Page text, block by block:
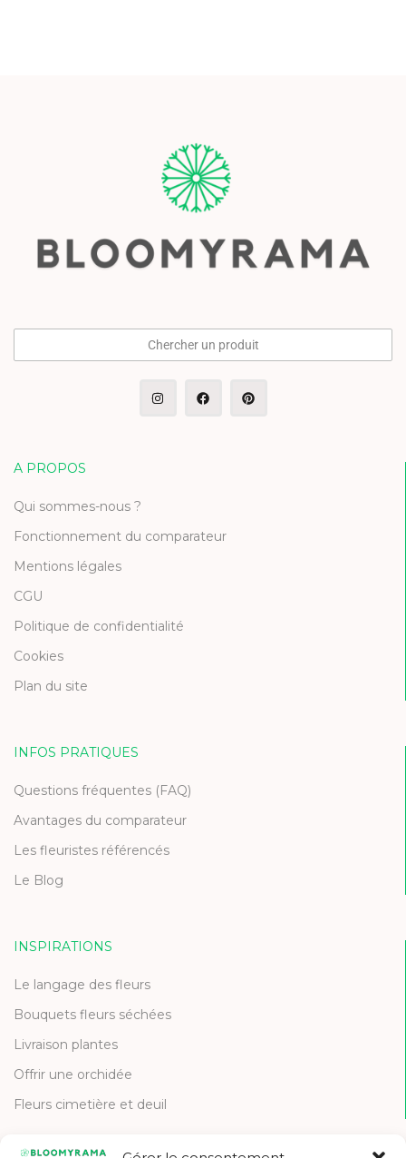
Chercher un produit
A PROPOS
Qui sommes-nous ?
Fonctionnement du comparateur
Mentions légales
CGU
Politique de confidentialité
Cookies
Plan du site
INFOS PRATIQUES
Questions fréquentes (FAQ)
Avantages du comparateur
Les fleuristes référencés
Le Blog
INSPIRATIONS
Le langage des fleurs
Bouquets fleurs séchées
Livraison plantes
Offrir une orchidée
Fleurs cimetière et deuil